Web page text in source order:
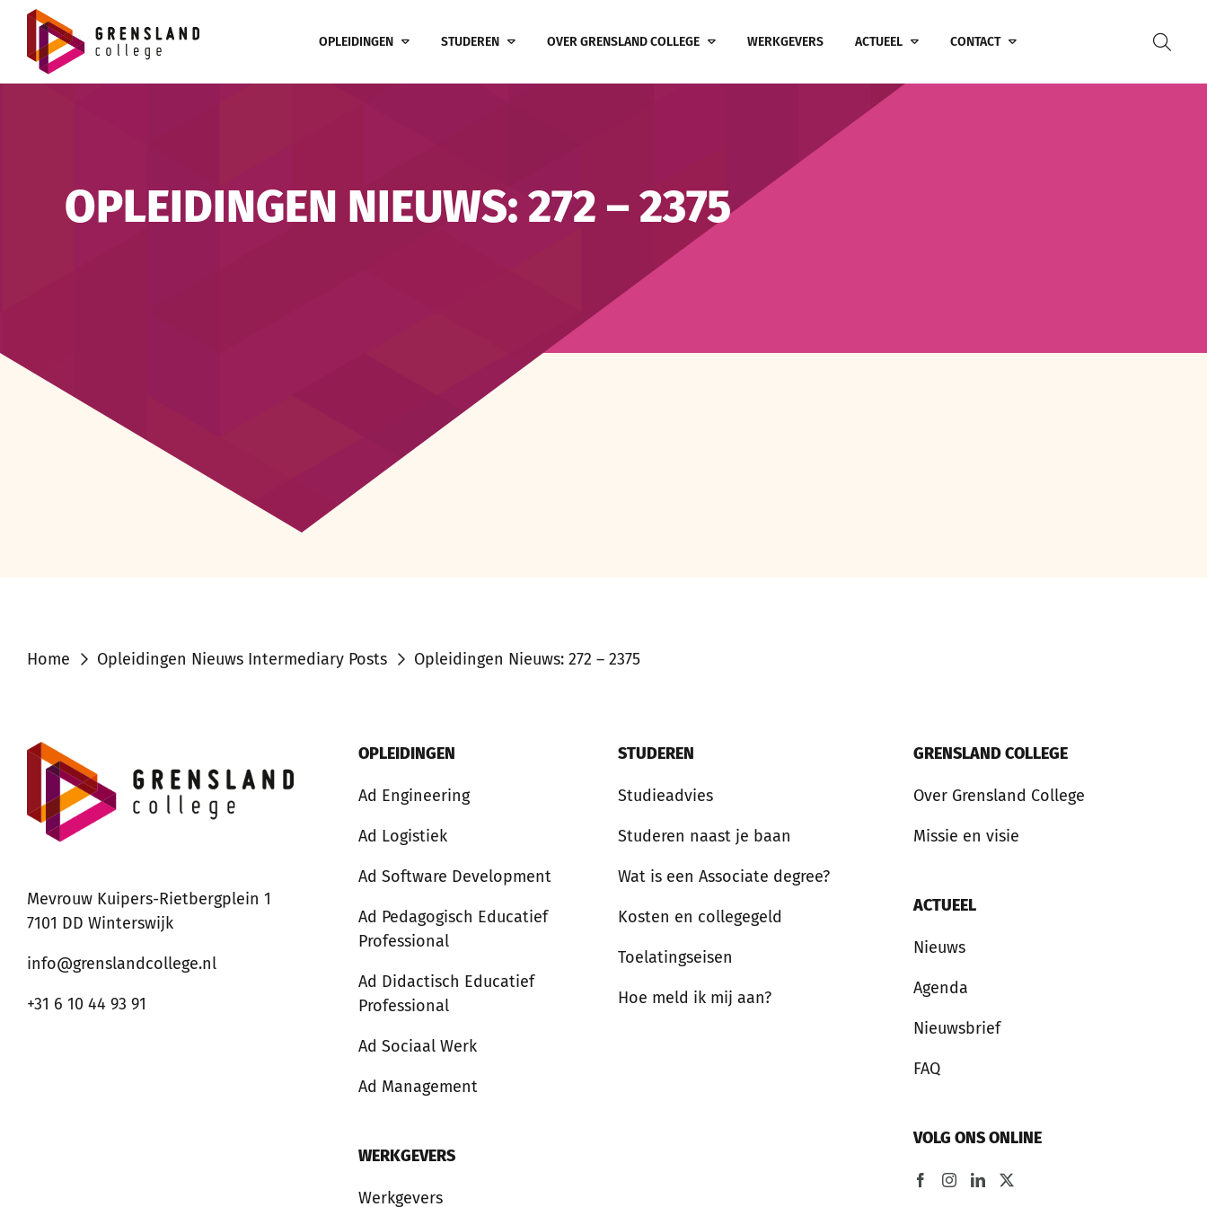
inhoud
OPLEIDINGEN STUDEREN OVER GRENSLAND COLLEGE WERKGEVERS ACTUEEL CONTACT
OPLEIDINGEN NIEUWS: 272 – 2375
Home Opleidingen Nieuws Intermediary Posts Opleidingen Nieuws: 272 – 2375
Mevrouw Kuipers-Rietbergplein 1
7101 DD Winterswijk
info@grenslandcollege.nl
+31 6 10 44 93 91
OPLEIDINGEN
Ad Engineering
Ad Logistiek
Ad Software Development
Ad Pedagogisch Educatief
Professional
Ad Didactisch Educatief
Professional
Ad Sociaal Werk
Ad Management
WERKGEVERS
Werkgevers
STUDEREN
Studieadvies
Studeren naast je baan
Wat is een Associate degree?
Kosten en collegegeld
Toelatingseisen
Hoe meld ik mij aan?
GRENSLAND COLLEGE
Over Grensland College
Missie en visie
ACTUEEL
Nieuws
Agenda
Nieuwsbrief
FAQ
VOLG ONS ONLINE